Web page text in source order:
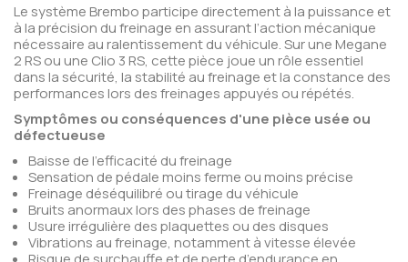
Le système Brembo participe directement à la puissance et
à la précision du freinage en assurant l’action mécanique
nécessaire au ralentissement du véhicule. Sur une Megane
2 RS ou une Clio 3 RS, cette pièce joue un rôle essentiel
dans la sécurité, la stabilité au freinage et la constance des
performances lors des freinages appuyés ou répétés.
Symptômes ou conséquences d'une pièce usée ou
défectueuse
Baisse de l’efficacité du freinage
Sensation de pédale moins ferme ou moins précise
Freinage déséquilibré ou tirage du véhicule
Bruits anormaux lors des phases de freinage
Usure irrégulière des plaquettes ou des disques
Vibrations au freinage, notamment à vitesse élevée